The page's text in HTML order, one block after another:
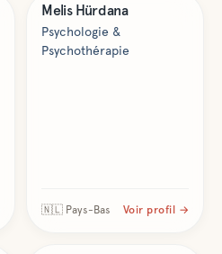
Melis Hürdana
Psychologie &
Psychothérapie
🇳🇱 Pays-Bas Voir profil →
Santé & bien-être